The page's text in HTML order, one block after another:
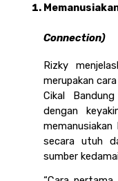
Connection)
Rizky
merupakan
Cikal
dengan
memanusiakan
secara utuh
sumber